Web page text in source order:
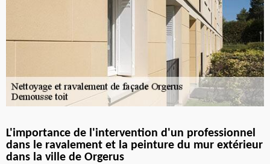
L'importance de l'intervention d'un professionnel
dans le ravalement et la peinture du mur extérieur
dans la ville de Orgerus